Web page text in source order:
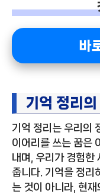
바
기억 정리
기억 정리는 우리의
이어리를 쓰는 꿈은
내며, 우리가 경험한
줍니다. 기억을 정리
는 것이 아니라, 현